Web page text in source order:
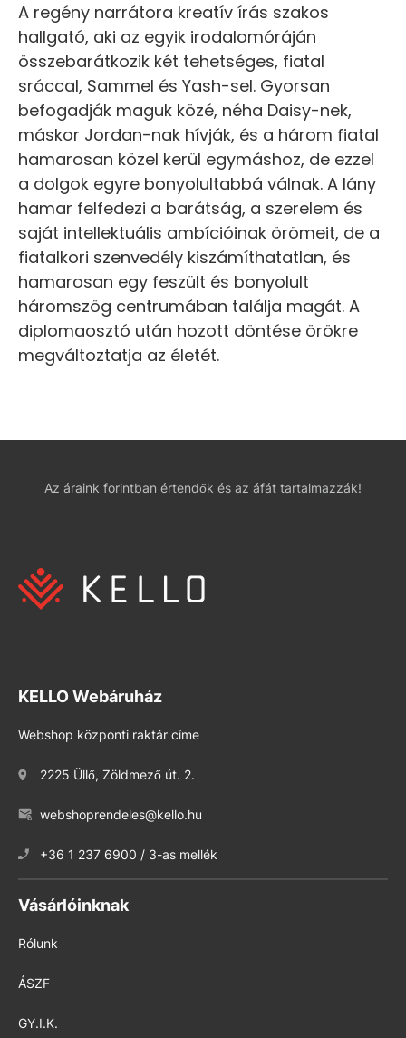
A regény narrátora kreatív írás szakos
hallgató, aki az egyik irodalomóráján
összebarátkozik két tehetséges, fiatal
sráccal, Sammel és Yash-sel. Gyorsan
befogadják maguk közé, néha Daisy-nek,
máskor Jordan-nak hívják, és a három fiatal
hamarosan közel kerül egymáshoz, de ezzel
a dolgok egyre bonyolultabbá válnak. A lány
hamar felfedezi a barátság, a szerelem és
saját intellektuális ambícióinak örömeit, de a
fiatalkori szenvedély kiszámíthatatlan, és
hamarosan egy feszült és bonyolult
háromszög centrumában találja magát. A
diplomaosztó után hozott döntése örökre
megváltoztatja az életét.
Az áraink forintban értendők és az áfát tartalmazzák!
KELLO Webáruház
Webshop központi raktár címe
2225 Üllő, Zöldmező út. 2.
webshoprendeles@kello.hu
+36 1 237 6900 / 3-as mellék
Vásárlóinknak
Rólunk
ÁSZF
GY.I.K.